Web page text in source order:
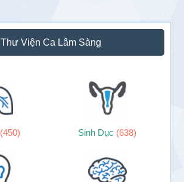
Thư Viện Ca Lâm Sàng
(450) Sinh Dục (638)